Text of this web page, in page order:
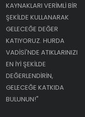
KAYNAKLARI VERIMLI BIR
ŞEKILDE KULLANARAK
GELECEĞE DEĞER
KATIYORUZ. HURDA
VADISI'NDE ATIKLARINIZI
EN IYI ŞEKILDE
DEĞERLENDIRIN,
GELECEĞE KATKIDA
BULUNUN!"